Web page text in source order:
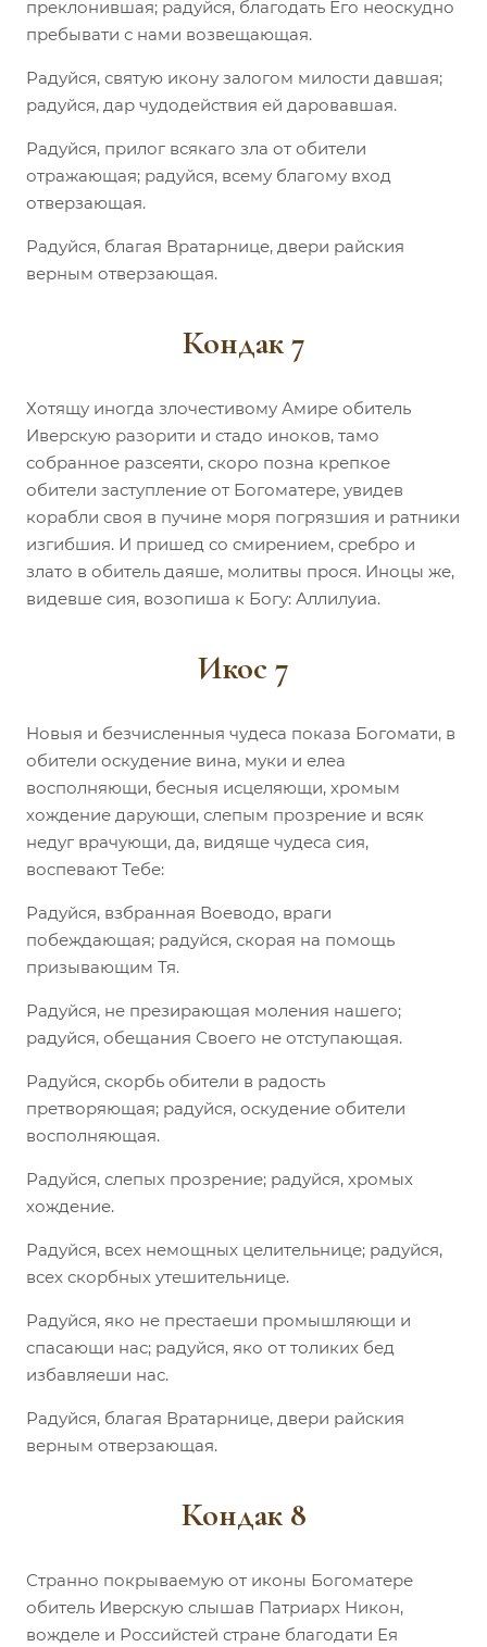
преклонившая; радуйся, благодать Его неоскудно
пребывати с нами возвещающая.
Радуйся, святую икону залогом милости давшая;
радуйся, дар чудодействия ей даровавшая.
Радуйся, прилог всякаго зла от обители
отражающая; радуйся, всему благому вход
отверзающая.
Радуйся, благая Вратарнице, двери райския
верным отверзающая.
Кондак 7
Хотящу иногда злочестивому Амире обитель
Иверскую разорити и стадо иноков, тамо
собранное разсеяти, скоро позна крепкое
обители заступление от Богоматере, увидев
корабли своя в пучине моря погрязшия и ратники
изгибшия. И пришед со смирением, сребро и
злато в обитель даяше, молитвы прося. Иноцы же,
видевше сия, возопиша к Богу: Аллилуиа.
Икос 7
Новыя и безчисленныя чудеса показа Богомати, в
обители оскудение вина, муки и елеа
восполняющи, бесныя исцеляющи, хромым
хождение дарующи, слепым прозрение и всяк
недуг врачующи, да, видяще чудеса сия,
воспевают Тебе:
Радуйся, взбранная Воеводо, враги
побеждающая; радуйся, скорая на помощь
призывающим Тя.
Радуйся, не презирающая моления нашего;
радуйся, обещания Своего не отступающая.
Радуйся, скорбь обители в радость
претворяющая; радуйся, оскудение обители
восполняющая.
Радуйся, слепых прозрение; радуйся, хромых
хождение.
Радуйся, всех немощных целительнице; радуйся,
всех скорбных утешительнице.
Радуйся, яко не престаеши промышляющи и
спасающи нас; радуйся, яко от толиких бед
избавляеши нас.
Радуйся, благая Вратарнице, двери райския
верным отверзающая.
Кондак 8
Странно покрываемую от иконы Богоматере
обитель Иверскую слышав Патриарх Никон,
вожделе и Российстей стране благодати Ея